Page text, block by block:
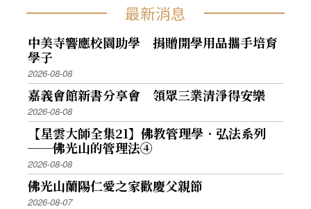
最新消息
中美寺響應校園助學 捐贈開學用品攜手培育
學子
2026-08-08
嘉義會館新書分享會 領眾三業清淨得安樂
2026-08-08
【星雲大師全集21】佛教管理學．弘法系列
──佛光山的管理法④
2026-08-08
佛光山蘭陽仁愛之家歡慶父親節
2026-08-07